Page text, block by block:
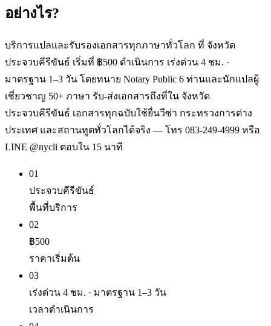
อย่างไร?
บริการแปลและรับรองเอกสารทุกภาษาทั่วโลก ที่ จังหวัด
ประจวบคีรีขันธ์ เริ่มที่ ฿500 ดำเนินการ เร่งด่วน 4 ชม. ·
มาตรฐาน 1–3 วัน โดยทนาย Notary Public 6 ท่านและนักแปลผู้
เชี่ยวชาญ 50+ ภาษา รับ-ส่งเอกสารถึงที่ใน จังหวัด
ประจวบคีรีขันธ์ เอกสารทุกฉบับใช้ยื่นวีซ่า กระทรวงการต่าง
ประเทศ และสถานทูตทั่วโลกได้จริง — โทร 083-249-4999 หรือ
LINE @nycli ตอบใน 15 นาที
01
ประจวบคีรีขันธ์
พื้นที่บริการ
02
฿500
ราคาเริ่มต้น
03
เร่งด่วน 4 ชม. · มาตรฐาน 1–3 วัน
เวลาดำเนินการ